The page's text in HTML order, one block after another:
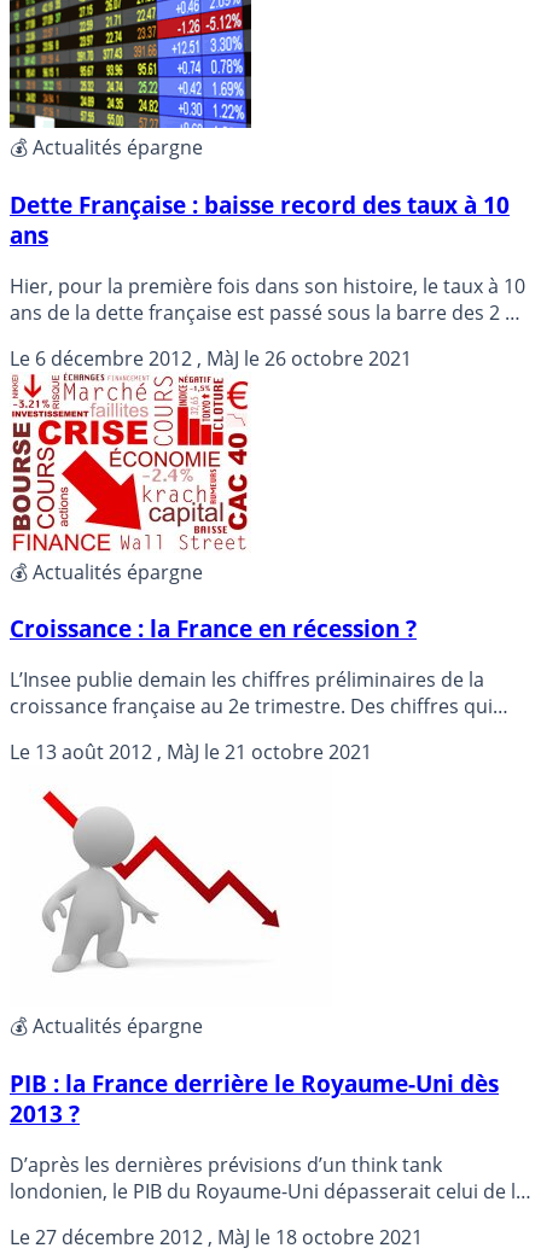
💰 Actualités épargne
Dette Française : baisse record des taux à 10
ans
Hier, pour la première fois dans son histoire, le taux à 10
ans de la dette française est passé sous la barre des 2 %.
Le 6 décembre 2012 , MàJ le26 octobre 2021
💰 Actualités épargne
Croissance : la France en récession ?
L’Insee publie demain les chiffres préliminaires de la
croissance française au 2e trimestre. Des chiffres qui
poursuivre au 3e trimestre. Détails...
Le 13 août 2012 , MàJ le21 octobre 2021
💰 Actualités épargne
PIB : la France derrière le Royaume-Uni dès
2013 ?
D’après les dernières prévisions d’un think tank
londonien, le PIB du Royaume-Uni dépasserait celui de la
Le27 décembre 2012 , MàJ le 18 octobre 2021